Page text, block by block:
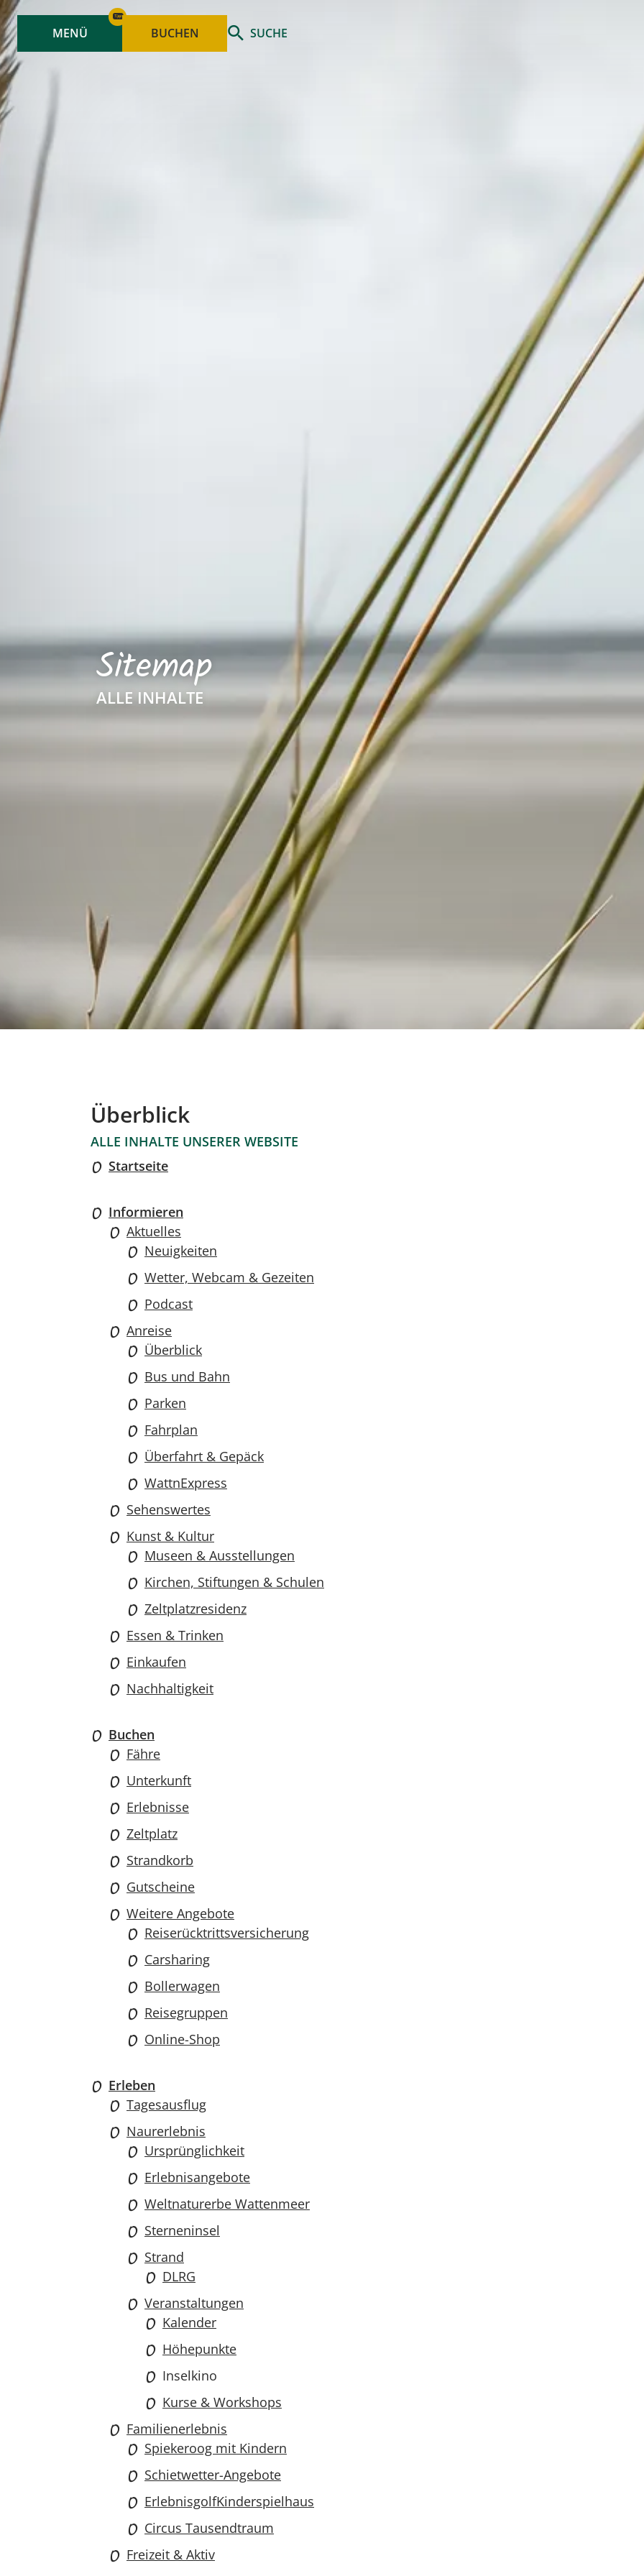
MENÜ BUCHEN SUCHE
Sitemap
ALLE INHALTE
Überblick
ALLE INHALTE UNSERER WEBSITE
Startseite
Informieren
Aktuelles
Neuigkeiten
Wetter, Webcam & Gezeiten
Podcast
Anreise
Überblick
Bus und Bahn
Parken
Fahrplan
Überfahrt & Gepäck
WattnExpress
Sehenswertes
Kunst & Kultur
Museen & Ausstellungen
Kirchen, Stiftungen & Schulen
Zeltplatzresidenz
Essen & Trinken
Einkaufen
Nachhaltigkeit
Buchen
Fähre
Unterkunft
Erlebnisse
Zeltplatz
Strandkorb
Gutscheine
Weitere Angebote
Reiserücktrittsversicherung
Carsharing
Bollerwagen
Reisegruppen
Online-Shop
Erleben
Tagesausflug
Naurerlebnis
Ursprünglichkeit
Erlebnisangebote
Weltnaturerbe Wattenmeer
Sterneninsel
Strand
DLRG
Veranstaltungen
Kalender
Höhepunkte
Inselkino
Kurse & Workshops
Familienerlebnis
Spiekeroog mit Kindern
Schietwetter-Angebote
ErlebnisgolfKinderspielhaus
Circus Tausendtraum
Freizeit & Aktiv